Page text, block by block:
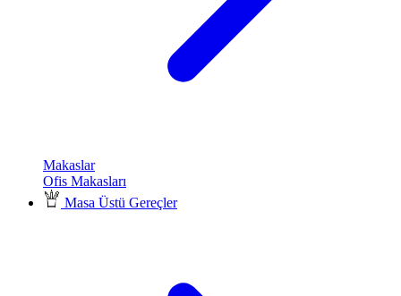
Makaslar
Ofis Makasları
Masa Üstü Gereçler